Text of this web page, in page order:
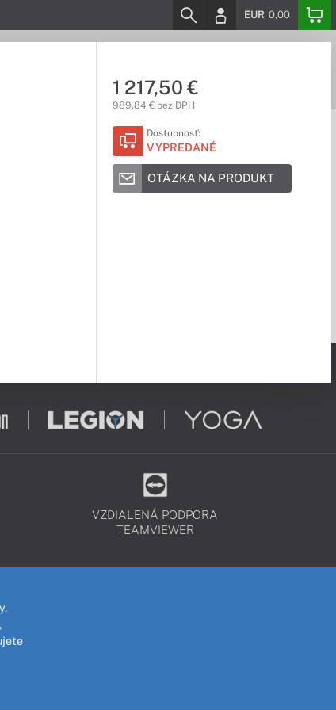
EUR 0,00
1 217,50 €
989,84 € bez DPH
Dostupnosť:
VYPREDANÉ
OTÁZKA NA PRODUKT
VZDIALENÁ PODPORA
TEAMVIEWER